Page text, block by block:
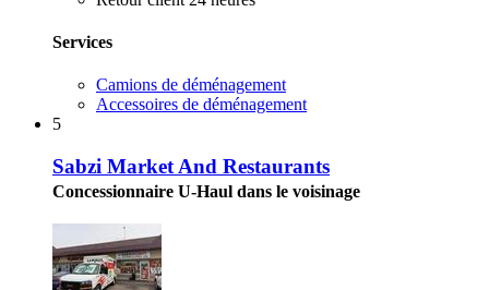
Services
Camions de déménagement
Accessoires de déménagement
5
Sabzi Market And Restaurants
Concessionnaire U-Haul dans le voisinage